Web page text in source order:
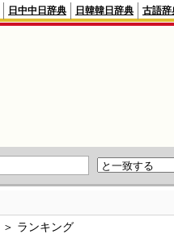
日中中日辞典 日韓韓日辞典 古語辞
＞ ランキング